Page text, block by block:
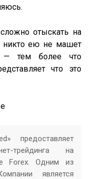
отыскать на
никто ею не машет
— тем более что
что это
предоставляет
трейдинга на
Forex. Одним из
является